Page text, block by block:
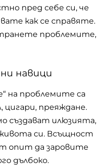
пред себе си, че
как се справяте.
проблемите,
навици
на проблемите са
, цигари, преяждане.
създават илюзията,
си. Всъщност
опит да заровите
дълбоко.